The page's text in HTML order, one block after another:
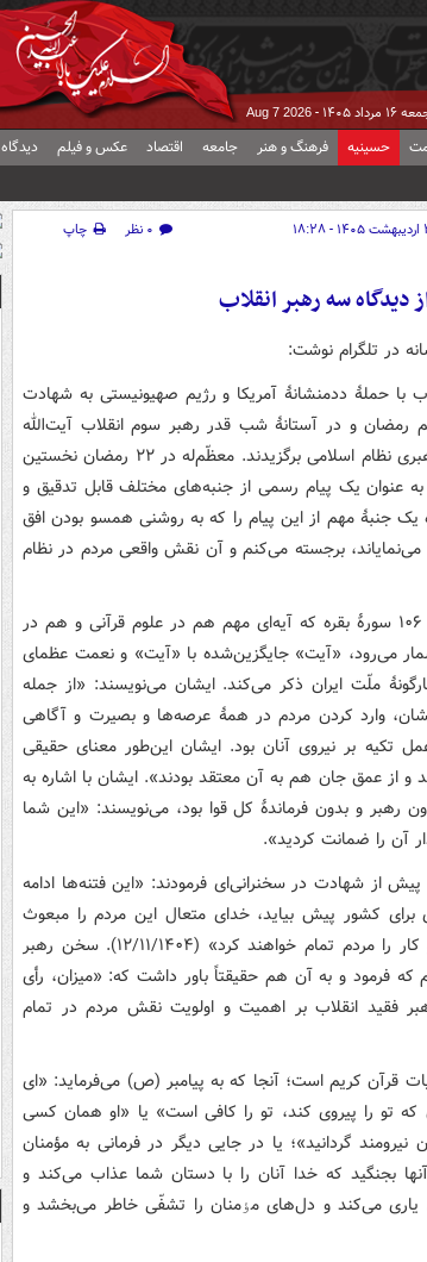
۱۶ مرداد ۱۴۰۵ - Aug 7 2026
حسینیه فرهنگ و هنر جامعه اقتصاد عکس و فیلم دیدگاه
۰ نظر
چاپ
دیدگاه سه رهبر انقلاب
در تلگرام نوشت:
معظّم انقلاب با حملۀ ددمنشانۀ آمریکا و رژیم صهیونیستی به شهادت
و در آستانۀ شب قدر رهبر سوم انقلاب آیت‌الله
سید مجتبی حسینی خامنه‌ای را به رهبری نظام اسلامی برگزیدند. معظّم‌له در ۲۲ رمضان نخستین
عنوان یک پیام رسمی از جنبه‌های مختلف قابل تدقیق و
جنبۀ مهم از این پیام را که به روشنی همسو بودن افق
برجسته می‌کنم و آن نقش واقعی مردم در نظام
ایشان در تطبیقی هوشمندانه از آیۀ ۱۰۶ سورۀ بقره که آیه‌ای مهم هم در علوم قرآنی و هم در
می‌رود، «آیت» جایگزین‌شده با «آیت» و نعمت عظمای
ملّت ایران ذکر می‌کند. ایشان می‌نویسند: «از جمله
وارد کردن مردم در همۀ عرصه‌ها و بصیرت و آگاهی
تکیه بر نیروی آنان بود. ایشان این‌طور معنای حقیقی
از عمق جان هم به آن معتقد بودند». ایشان با اشاره به
و بدون فرماندۀ کل قوا بود، می‌نویسند: «این شما
آن را ضمانت کردید».
از شهادت در سخنرانی‌ای فرمودند: «این فتنه‌ها ادامه
کشور پیش بیاید، خدای متعال این مردم را مبعوث
خواهد کرد برای مقابلۀ با حوادث؛ و کار را مردم تمام خواهند کرد» (۱۲/۱۱/۱۴۰۴). سخن رهبر
که فرمود و به آن هم حقیقتاً باور داشت که: «میزان، رأی
فقید انقلاب بر اهمیت و اولویت نقش مردم در تمام
قرآن کریم است؛ آنجا که به پیامبر (ص) می‌فرماید: «ای
تو را پیروی کند، تو را کافی است» یا «او همان کسی
گردانید»؛ یا در جایی دیگر در فرمانی به مؤمنان
بجنگید که خدا آنان را با دستان شما عذاب می‌کند و
یاری می‌کند و دل‌های مٶمنان را تشفّی خاطر می‌بخشد و